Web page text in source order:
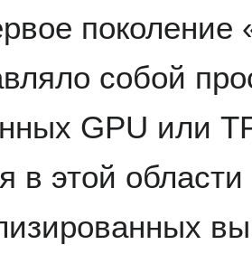
поколение
собой
GPU или
в этой